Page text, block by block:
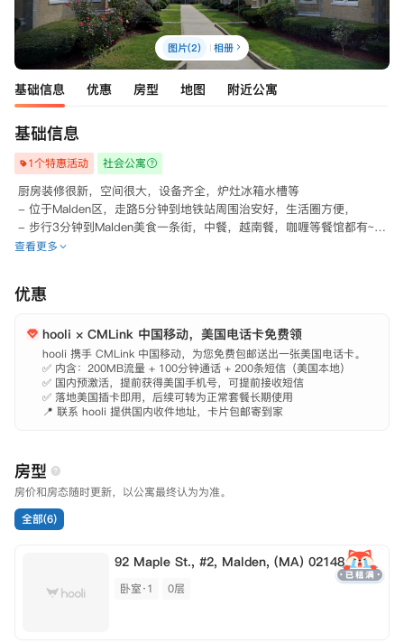
图片(2) 相册
基础信息 优惠 房型 地图 附近公寓
基础信息
1个特惠活动 社会公寓
厨房装修很新，空间很大，设备齐全，炉灶冰箱水槽等
- 位于Malden区，走路5分钟到地铁站周围治安好，生活圈方便，
- 步行3分钟到Malden美食一条街，中餐，越南餐，咖喱等餐馆都有~
- 步行4分钟到Stop&Shop超市，步行9分钟到Super 88 华人超市~
- 交通方便，门口地铁站和多条bus路线可供选择。乘坐地铁20分钟到
查看更多
优惠
hooli × CMLink 中国移动，美国电话卡免费领
hooli 携手 CMLink 中国移动，为您免费包邮送出一张美国电话卡。
✅ 内含：200MB流量 + 100分钟通话 + 200条短信（美国本地）
✅ 国内预激活，提前获得美国手机号，可提前接收短信
✅ 落地美国插卡即用，后续可转为正常套餐长期使用
📍 联系 hooli 提供国内收件地址，卡片包邮寄到家
房型
房价和房态随时更新，以公寓最终认为为准。
全部(6)
92 Maple St., #2, Malden, (MA) 02148
卧室·1 0层